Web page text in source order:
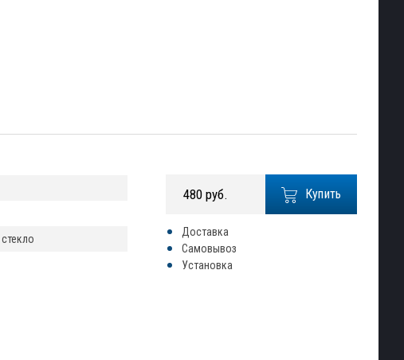
Купить
480 руб.
Доставка
Самовывоз
Установка